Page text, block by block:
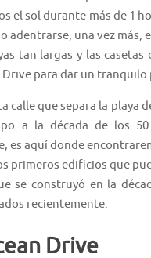
el sol durante más de 1
adentrarse, una vez
tan largas y las
para dar un
calle que separa la
a la década de los
es aquí donde
primeros edificios que
se construyó en la
recientemente.
Drive